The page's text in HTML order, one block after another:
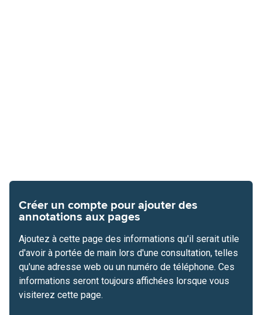
Créer un compte pour ajouter des
annotations aux pages
Ajoutez à cette page des informations qu'il serait utile
d'avoir à portée de main lors d'une consultation, telles
qu'une adresse web ou un numéro de téléphone. Ces
informations seront toujours affichées lorsque vous
visiterez cette page.